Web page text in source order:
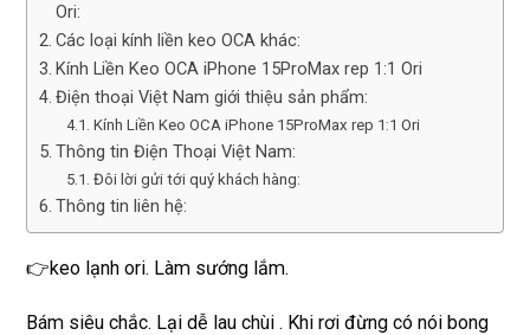
Ori:
Các loại kính liền keo OCA khác:
Kính Liền Keo OCA iPhone 15ProMax rep 1:1 Ori
Điện thoại Việt Nam giới thiệu sản phẩm:
Kính Liền Keo OCA iPhone 15ProMax rep 1:1 Ori
Thông tin Điện Thoại Việt Nam:
Đôi lời gửi tới quý khách hàng:
Thông tin liên hệ:
👉keo lạnh ori. Làm sướng lắm.
Bám siêu chắc. Lại dễ lau chùi . Khi rơi đừng có nói bong